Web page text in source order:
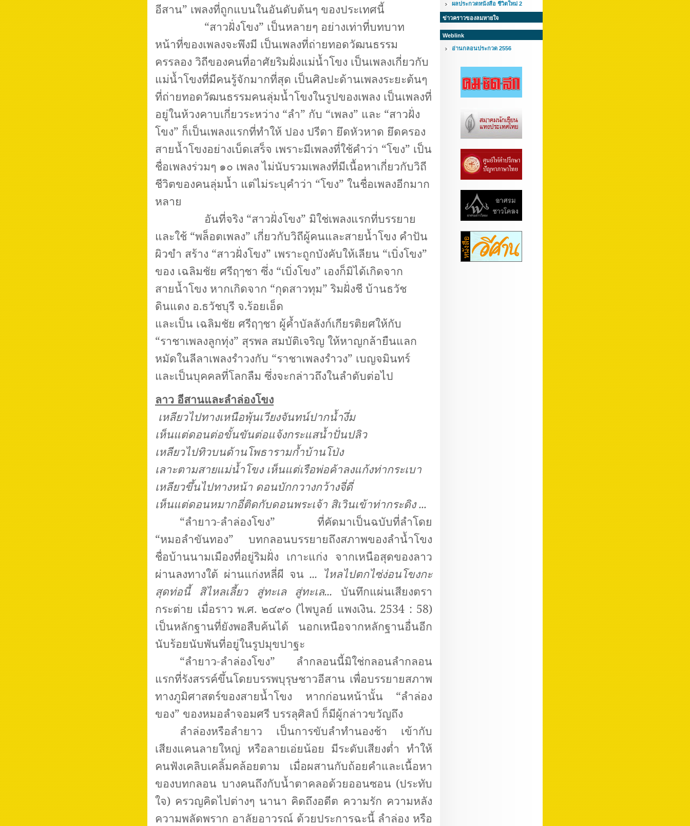
อีสาน” เพลงที่ถูกแบนในอันดับต้นๆ ของประเทศนี้
“สาวฝั่งโขง” เป็นหลายๆ อย่างเท่าที่บทบาท
หน้าที่ของเพลงจะพึงมี เป็นเพลงที่ถ่ายทอดวัฒนธรรม
ครรลอง วิถีของคนที่อาศัยริมฝั่งแม่น้ำโขง เป็นเพลงเกี่ยวกับ
แม่น้ำโขงที่มีคนรู้จักมากที่สุด เป็นศิลปะด้านเพลงระยะต้นๆ
ที่ถ่ายทอดวัฒนธรรมคนลุ่มน้ำโขงในรูปของเพลง เป็นเพลงที่
อยู่ในห้วงคาบเกี่ยวระหว่าง “ลำ” กับ “เพลง” และ “สาวฝั่ง
โขง” ก็เป็นเพลงแรกที่ทำให้ ปอง ปรีดา ยึดหัวหาด ยึดครอง
สายน้ำโขงอย่างเบ็ดเสร็จ เพราะมีเพลงที่ใช้คำว่า “โขง” เป็น
ชื่อเพลงร่วมๆ ๑๐ เพลง ไม่นับรวมเพลงที่มีเนื้อหาเกี่ยวกับวิถี
ชีวิตของคนลุ่มน้ำ แต่ไม่ระบุคำว่า “โขง” ในชื่อเพลงอีกมาก
หลาย
อันที่จริง “สาวฝั่งโขง” มิใช่เพลงแรกที่บรรยาย
และใช้ “พล็อตเพลง” เกี่ยวกับวิถีผู้คนและสายน้ำโขง คำปัน
ผิวขำ สร้าง “สาวฝั่งโขง” เพราะถูกบังคับให้เลียน “เบิ่งโขง”
ของ เฉลิมชัย ศรีฤๅชา ซึ่ง “เบิ่งโขง” เองก็มิได้เกิดจาก
สายน้ำโขง หากเกิดจาก “กุดสาวทุม” ริมฝั่งชี บ้านธวัช
ดินแดง อ.ธวัชบุรี จ.ร้อยเอ็ด
และเป็น เฉลิมชัย ศรีฤๅชา ผู้ค้ำบัลลังก์เกียรติยศให้กับ
“ราชาเพลงลูกทุ่ง” สุรพล สมบัติเจริญ ให้หาญกล้ายืนแลก
หมัดในลีลาเพลงรำวงกับ “ราชาเพลงรำวง” เบญจมินทร์
และเป็นบุคคลที่โลกลืม ซึ่งจะกล่าวถึงในลำดับต่อไป
ลาว อีสานและลำล่องโขง
เหลียวไปทางเหนือพุ้นเวียงจันทน์ปากน้ำงึ่ม
เห็นแต่ดอนต่อขั้นขันต่อแจ้งกระแสน้ำปั่นปลิว
เหลียวไปทิวบนด้านโพธารามก้ำบ้านโป่ง
เลาะตามสายแม่น้ำโขง เห็นแต่เรือพ่อค้าลงแก้งท่ากระเบา
เหลียวขึ้นไปทางหน้า ดอนบักกวางกว้างจี่ดี่
เห็นแต่ดอนหมากอี่ติดกับดอนพระเจ้า สิเวินเข้าท่ากระดิง ...
“ลำยาว-ลำล่องโขง” ที่คัดมาเป็นฉบับที่ลำโดย
“หมอลำขันทอง” บทกลอนบรรยายถึงสภาพของลำน้ำโขง
ชื่อบ้านนามเมืองที่อยู่ริมฝั่ง เกาะแก่ง จากเหนือสุดของลาว
ผ่านลงทางใต้ ผ่านแก่งหลี่ผี จน ... ไหลไปตกไซ่ง่อนโขงกะ
สุดท่อนี้ สิไหลเลี้ยว สู่ทะเล สู่ทะเล... บันทึกแผ่นเสียงตรา
กระต่าย เมื่อราว พ.ศ. ๒๔๙๐ (ไพบูลย์ แพงเงิน. 2534 : 58)
เป็นหลักฐานที่ยังพอสืบค้นได้ นอกเหนือจากหลักฐานอื่นอีก
นับร้อยนับพันที่อยู่ในรูปมุขปาฐะ
“ลำยาว-ลำล่องโขง” ลำกลอนนี้มิใช่กลอนลำกลอน
แรกที่รังสรรค์ขึ้นโดยบรรพบุรุษชาวอีสาน เพื่อบรรยายสภาพ
ทางภูมิศาสตร์ของสายน้ำโขง หากก่อนหน้านั้น “ลำล่อง
ของ” ของหมอลำจอมศรี บรรลุศิลป์ ก็มีผู้กล่าวขวัญถึง
ลำล่องหรือลำยาว เป็นการขับลำทำนองช้า เข้ากับ
เสียงแคนลายใหญ่ หรือลายเอ่ยน้อย มีระดับเสียงต่ำ ทำให้
คนฟังเคลิบเคลิ้มคล้อยตาม เมื่อผสานกับถ้อยคำและเนื้อหา
ของบทกลอน บางคนถึงกับน้ำตาคลอด้วยออนซอน (ประทับ
ใจ) ครวญคิดไปต่างๆ นานา คิดถึงอดีต ความรัก ความหลัง
ความพลัดพราก อาลัยอาวรณ์ ด้วยประการฉะนี้ ลำล่อง หรือ
ผลประกวดหนังสือ ชีวิตใหม่ 2
ข่าวคราวของลมหายใจ
Weblink
อ่านกลอนประกวด 2556